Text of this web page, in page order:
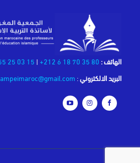
الهاتف : 80 35 70 18 6 212+
|
15 03 25 55 6 212+
البريد الالكتروني:
ampeimaroc@gmail.com